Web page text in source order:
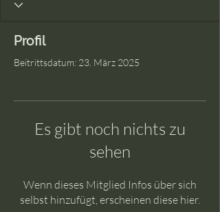
Profil
Beitrittsdatum: 23. März 2025
Es gibt noch nichts zu
sehen
Wenn dieses Mitglied Infos über sich
selbst hinzufügt, erscheinen diese hier.